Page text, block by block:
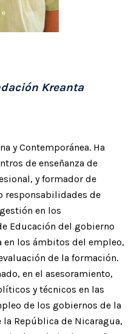
Kreanta
y Contemporánea. Ha
de enseñanza de
y formador de
responsabilidades de
en los
Educación del gobierno
en los ámbitos del empleo,
de la formación.
en el asesoramiento,
y técnicos en las
de los gobiernos de la
la República de Nicaragua,